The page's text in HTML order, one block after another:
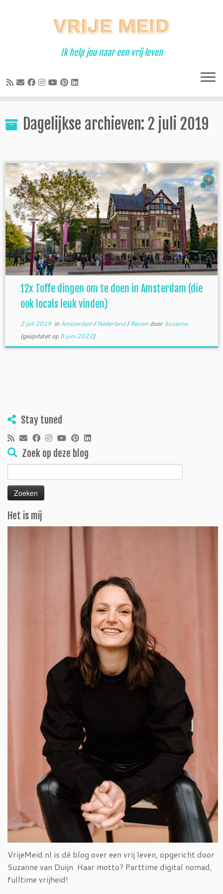
Ik help jou naar een vrij leven
Dagelijkse archieven: 2 juli 2019
7
12x Toffe dingen om te doen in Amsterdam (die
ook locals leuk vinden)
2 juli 2019in Amsterdam/Nederland/Reizen doorSuzanne
(geüpdatet op 8 juni 2022)
Stay tuned
Zoek op deze blog
Zoeken
naar:
Het is mij
VrijeMeid.nl is dé blog over een vrij leven, opgericht door
Suzanne van Duijn. Haar motto? Parttime digital nomad,
fulltime vrijheid!